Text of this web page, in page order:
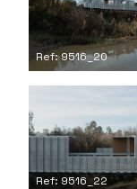
Ref: 9516_20
Ref: 9516_22